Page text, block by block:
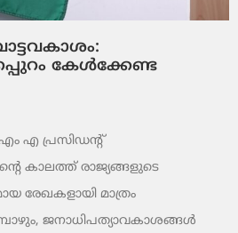
കേൾക്കേണ്ട
പ്രസിഡന്റ്
കാലത്ത് രാജ്യങ്ങളുടെ
രേഖകളായി മാത്രം
ജനാധിപത്യാവകാശങ്ങൾ